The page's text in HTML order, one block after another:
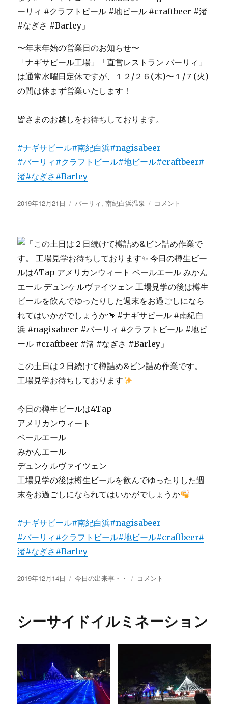
〜年末年始の営業日のお知らせ〜
「ナギサビール工場」「直営レストラン バーリィ」
は通常水曜日定休ですが、１２/２６(木)〜１/７(火)
の間は休まず営業いたします！
皆さまのお越しをお待ちしております。
#ナギサビール#南紀白浜#nagisabeer
#バーリィ #クラフトビール#地ビール#craftbeer#
渚#なぎさ #Barley
投
2019年12月21日
カ
ー
バーリィ,南紀白浜温泉
〜
始
の
業
日
の
お
知
ら
せ〜
に
コメント
この土日は２日続けて樽詰め&ビン詰め作業です。
工場見学お待ちしております
今日の樽生ビールは4Tap
アメリカンウィート
ペールエール
みかんエール
デュンケルヴァイツェン
工場見学の後は樽生ビールを飲んでゆったりした週
末をお過ごしになられてはいかがでしょうか
#ナギサビール#南紀白浜#nagisabeer
#バーリィ #クラフトビール#地ビール#craftbeer#
渚#なぎさ #Barley
投
2019年12月14日
カ
今日の出来事・・ に
コメント
シーサイドイルミネーション